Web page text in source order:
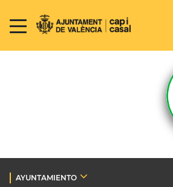
AYUNTAMIENTO